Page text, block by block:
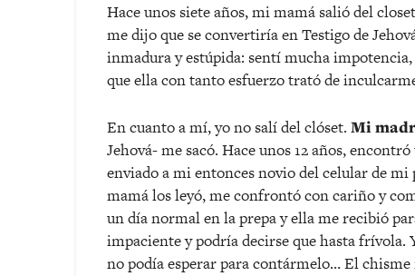
Hace unos siete años, mi mamá salió del
me dijo que se convertiría en Testigo de
inmadura y estúpida: sentí mucha
que ella con tanto esfuerzo trató de
En cuanto a mí, yo no salí del clóset. Mi
Jehová- me sacó. Hace unos 12 años,
enviado a mi entonces novio del celular de
mamá los leyó, me confrontó con cariño y
un día normal en la prepa y ella me recibió
impaciente y podría decirse que hasta frívola.
no podía esperar para contármelo… El chisme